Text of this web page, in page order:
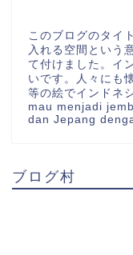
このブログのタイ
入れる空間という
て付けました。イ
いです。人々にも
等の絵でインドネ
mau menjadi
dan Jepang
ブログ村